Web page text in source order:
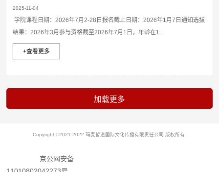
2025-11-04
学院课程日期：2026年7月2-28日报名截止日期：2026年1月7日通知选拔
结果：2026年3月参与资格截至2026年7月1日，年龄在1...
+查看更多
Copyright ©2021-2022 玛麦哲道国际文化传播有限责任公司 版权所有
京公网安备